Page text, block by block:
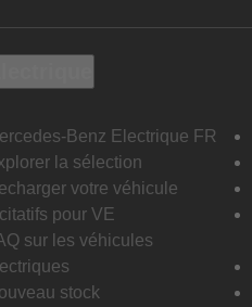
Benz Electrique FR
la sélection
votre véhicule
pour VE
sur les véhicules
stock